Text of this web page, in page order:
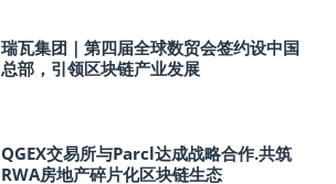
瑞瓦集团｜第四届全球数贸会签约设中国
总部，引领区块链产业发展
QGEX交易所与Parcl达成战略合作.共筑
RWA房地产碎片化区块链生态